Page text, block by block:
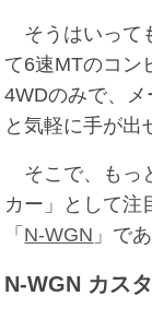
そうはいって
て6速MTのコン
4WDのみで、
と気軽に手が出
そこで、もっ
カー」として注
「 N-WGN 」で
N-WGN カス